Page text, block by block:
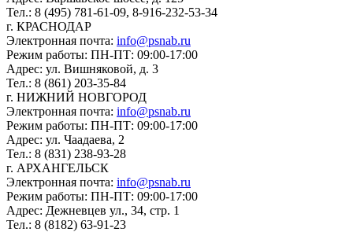
Тел.: 8 (495) 781-61-09, 8-916-232-53-34
г. КРАСНОДАР
Электронная почта: info@psnab.ru
Режим работы: ПН-ПТ: 09:00-17:00
Адрес: ул. Вишняковой, д. 3
Тел.: 8 (861) 203-35-84
г. НИЖНИЙ НОВГОРОД
Электронная почта: info@psnab.ru
Режим работы: ПН-ПТ: 09:00-17:00
Адрес: ул. Чаадаева, 2
Тел.: 8 (831) 238-93-28
г. АРХАНГЕЛЬСК
Электронная почта: info@psnab.ru
Режим работы: ПН-ПТ: 09:00-17:00
Адрес: Дежневцев ул., 34, стр. 1
Тел.: 8 (8182) 63-91-23